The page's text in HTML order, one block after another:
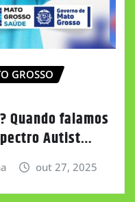
GROSSO
Quando falamos
Autist…
out 27, 2025